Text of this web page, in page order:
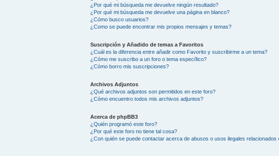
¿Por qué mi búsqueda me devuelve ningún resultado?
¿Por qué mi búsqueda me devuelve una página en blanco?
¿Cómo busco usuarios?
¿Como se puede encontrar mis propios mensajes y temas?
Suscripción y Añadido de temas a Favoritos
¿Cuál es la diferencia entre añadir como Favorito y suscribirme a un tema?
¿Cómo me suscribo a un foro o tema específico?
¿Cómo borro mis suscripciones?
Archivos Adjuntos
¿Qué archivos adjuntos son permitidos en este foro?
¿Cómo encuentro todos mis archivos adjuntos?
Acerca de phpBB3
¿Quién programó este foro?
¿Por qué este foro no tiene tal cosa?
¿Con quién se puede contactar acerca de abusos o usos ilegales relacionados